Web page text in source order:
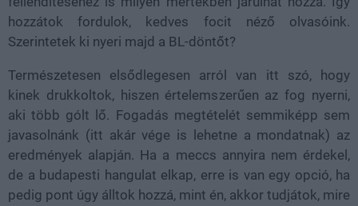
hozzátok fordulok, kedves focit néző olvasóink.
Szerintetek ki nyeri majd a BL-döntőt?
Természetesen elsődlegesen arról van itt szó, hogy
kinek drukkoltok, hiszen értelemszerűen az fog nyerni,
aki több gólt lő. Fogadás megtételét semmiképp sem
javasolnánk (itt akár vége is lehetne a mondatnak) az
eredmények alapján. Ha a meccs annyira nem érdekel,
de a budapesti hangulat elkap, erre is van egy opció, ha
pedig pont úgy álltok hozzá, mint én, akkor tudjátok, mire